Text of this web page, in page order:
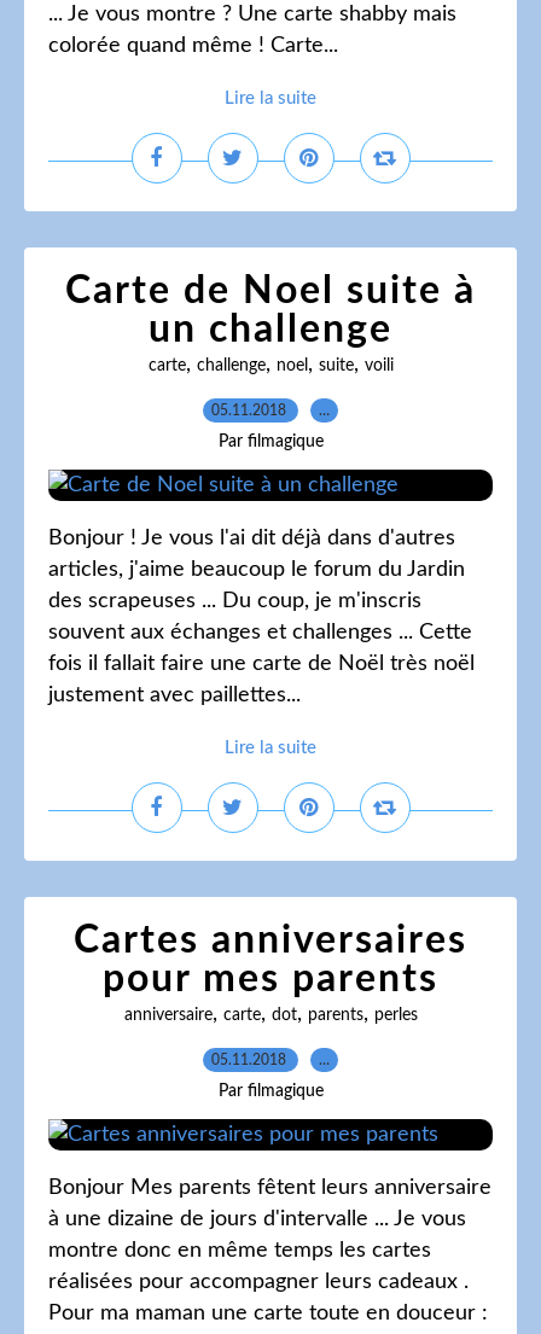
... Je vous montre ? Une carte shabby mais
colorée quand même ! Carte...
Lire la suite
Carte de Noel suite à
un challenge
carte, challenge, noel, suite, voili
05.11.2018 …
Par filmagique
Bonjour ! Je vous l'ai dit déjà dans d'autres
articles, j'aime beaucoup le forum du Jardin
des scrapeuses ... Du coup, je m'inscris
souvent aux échanges et challenges ... Cette
fois il fallait faire une carte de Noël très noël
justement avec paillettes...
Lire la suite
Cartes anniversaires
pour mes parents
anniversaire, carte, dot, parents, perles
05.11.2018 …
Par filmagique
Bonjour Mes parents fêtent leurs anniversaire
à une dizaine de jours d'intervalle ... Je vous
montre donc en même temps les cartes
réalisées pour accompagner leurs cadeaux .
Pour ma maman une carte toute en douceur :